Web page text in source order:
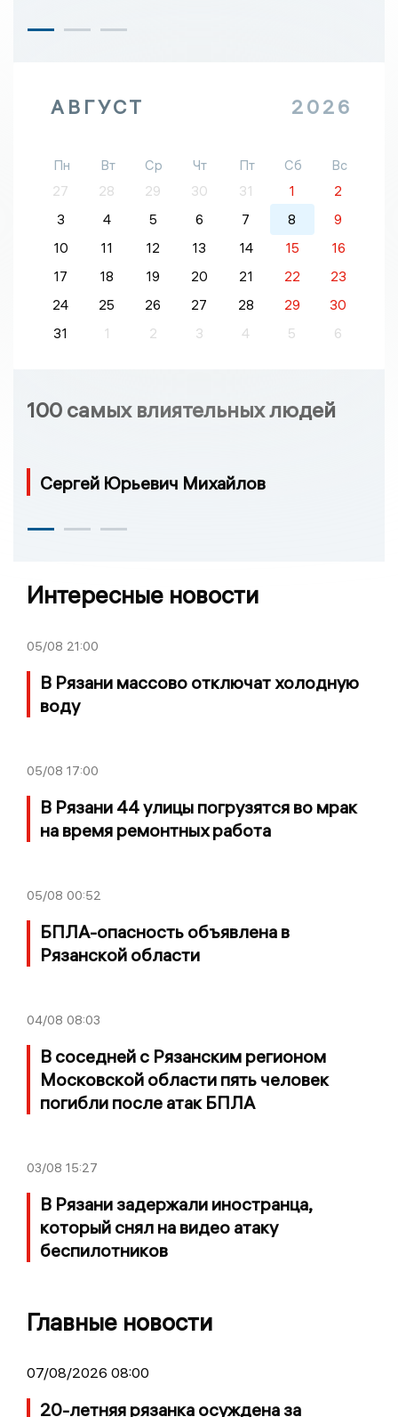
АВГУСТ 2026
Пн Вт Ср Чт Пт Сб
Вс
27
28 29 30 31 1
2
3
4 5 6 7 8
9
10
11 12 13 14 15
16
17
18 19 20 21 22
23
24
25 26 27 28 29
30
31
1 2 3 4 5 6
100 самых влиятельных людей
Сергей Юрьевич Михайлов
Интересные новости
05/08 21:00
В Рязани массово отключат холодную
воду
05/08 17:00
В Рязани 44 улицы погрузятся во мрак
на время ремонтных работа
05/08 00:52
БПЛА-опасность объявлена в
Рязанской области
04/08 08:03
В соседней с Рязанским регионом
Московской области пять человек
погибли после атак БПЛА
03/08 15:27
В Рязани задержали иностранца,
который снял на видео атаку
беспилотников
Главные новости
07/08/2026 08:00
20-летняя рязанка осуждена за